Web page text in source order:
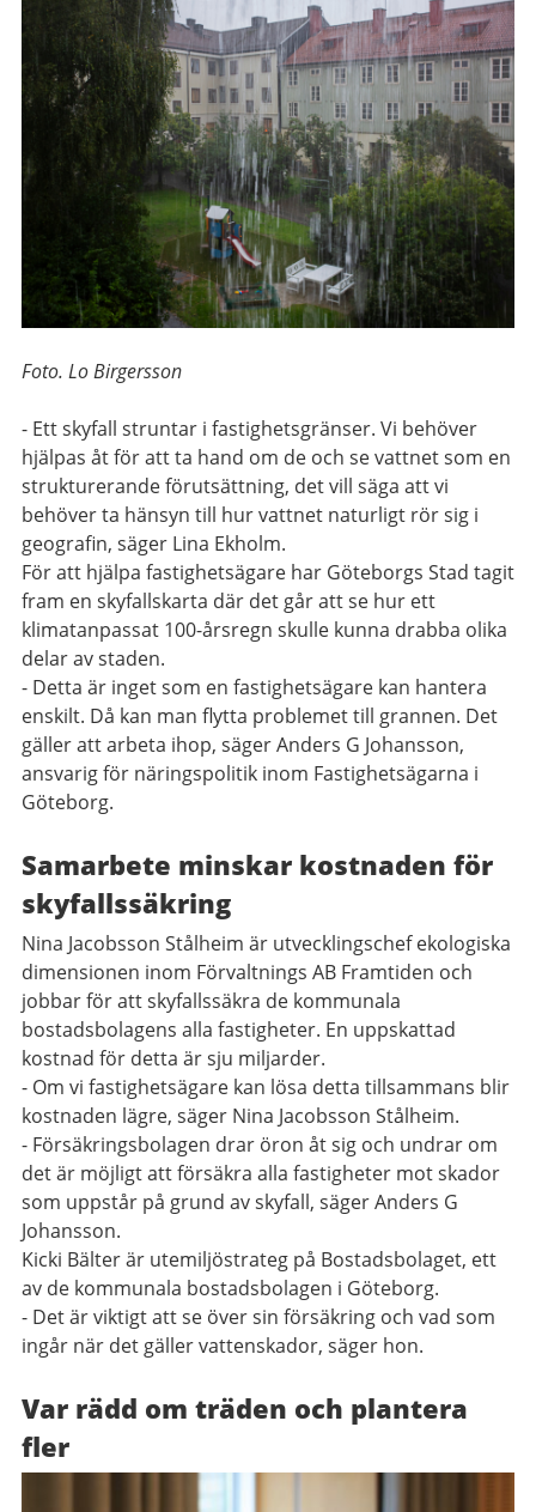
Foto. Lo Birgersson
- Ett skyfall struntar i fastighetsgränser. Vi behöver
hjälpas åt för att ta hand om de och se vattnet som en
strukturerande förutsättning, det vill säga att vi
behöver ta hänsyn till hur vattnet naturligt rör sig i
geografin, säger Lina Ekholm.
För att hjälpa fastighetsägare har Göteborgs Stad tagit
fram en skyfallskarta där det går att se hur ett
klimatanpassat 100-årsregn skulle kunna drabba olika
delar av staden.
- Detta är inget som en fastighetsägare kan hantera
enskilt. Då kan man flytta problemet till grannen. Det
gäller att arbeta ihop, säger Anders G Johansson,
ansvarig för näringspolitik inom Fastighetsägarna i
Göteborg.
Samarbete minskar kostnaden för
skyfallssäkring
Nina Jacobsson Stålheim är utvecklingschef ekologiska
dimensionen inom Förvaltnings AB Framtiden och
jobbar för att skyfallssäkra de kommunala
bostadsbolagens alla fastigheter. En uppskattad
kostnad för detta är sju miljarder.
- Om vi fastighetsägare kan lösa detta tillsammans blir
kostnaden lägre, säger Nina Jacobsson Stålheim.
- Försäkringsbolagen drar öron åt sig och undrar om
det är möjligt att försäkra alla fastigheter mot skador
som uppstår på grund av skyfall, säger Anders G
Johansson.
Kicki Bälter är utemiljöstrateg på Bostadsbolaget, ett
av de kommunala bostadsbolagen i Göteborg.
- Det är viktigt att se över sin försäkring och vad som
ingår när det gäller vattenskador, säger hon.
Var rädd om träden och plantera
fler